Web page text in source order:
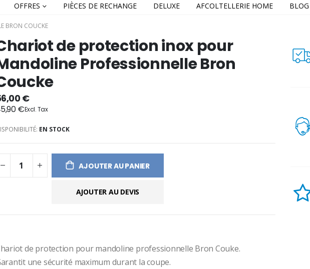
OFFRES PIÈCES DE RECHANGE DELUXE AFCOLTELLERIE HOME BLOG
BRON COUCKE
de protection inox pour
Professionnelle Bron
€
€
EN STOCK
AJOUTER AU PANIER
AJOUTER AU DEVIS
de protection pour mandoline professionnelle Bron Couke.
une sécurité maximum durant la coupe.